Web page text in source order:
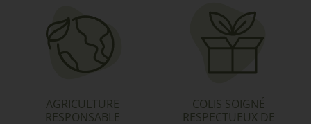
AGRICULTURE
RESPONSABLE
COLIS SOIGNÉ
RESPECTUEUX DE